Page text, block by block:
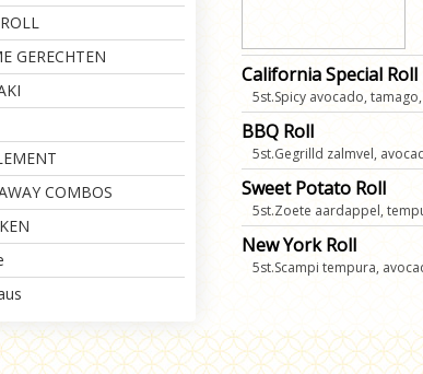
GERECHTEN
COMBOS
California Special Roll
5st.Spicy avocado,
BBQ Roll
5st.Gegrilld zalmvel,
Sweet Potato Roll
5st.Zoete aardappel,
New York Roll
5st.Scampi tempura,